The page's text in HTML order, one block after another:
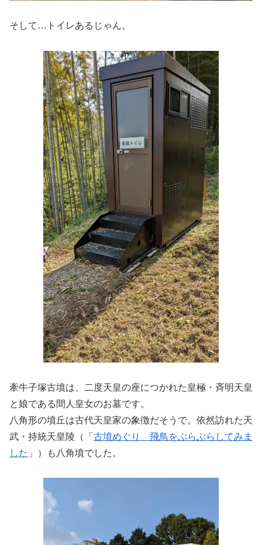
そして…トイレあるじゃん。
牽牛子塚古墳は、二度天皇の座につかれた皇極・斉明天皇
と娘である間人皇女のお墓です。
八角形の墳丘は古代天皇家の象徴だそうで。依然訪れた天
武・持統天皇陵（「 古墳めぐり 飛鳥をぶらぶらしてみま
した 」）も八角墳でした。